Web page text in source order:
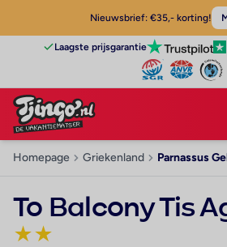
Nieuwsbrief: €35,- korting!
Laagste prijsgarantie
Homepage Griekenland Parnassus
To Balcony Tis
★★